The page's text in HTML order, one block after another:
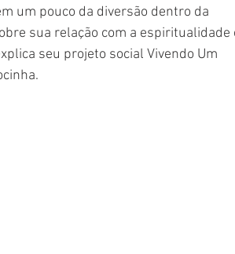
um pouco da diversão dentro da
sua relação com a
seu projeto social Vivendo Um